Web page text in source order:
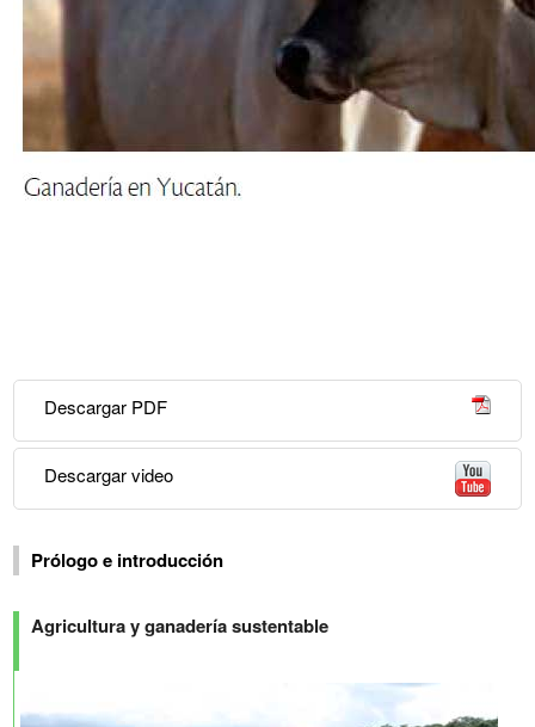
Descargar PDF
Descargar video
Prólogo e introducción
Agricultura y ganadería sustentable